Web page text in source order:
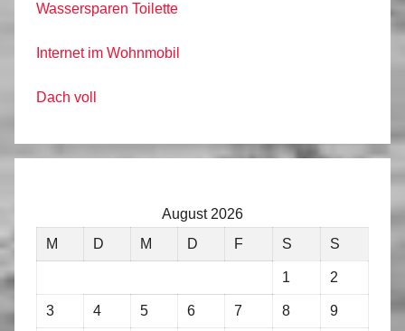
Wassersparen Toilette
Internet im Wohnmobil
Dach voll
August 2026
M
D M D F S S
1 2
3 4 5 6 7 8 9